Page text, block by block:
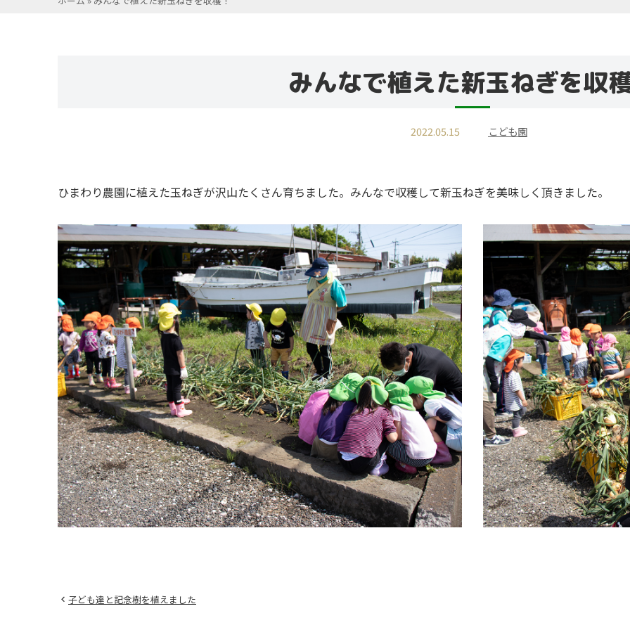
みんなで植えた新玉ねぎを収
2022.05.15 こども園
ひまわり農園に植えた玉ねぎが沢山たくさん育ちました。みんなで収穫して新玉ねぎを美味しく頂きました。
子ども達と記念樹を植えました